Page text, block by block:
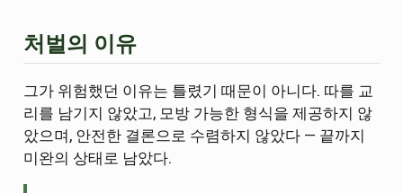
처벌의 이유
그가 위험했던 이유는 틀렸기 때문이 아니다. 따를 교
리를 남기지 않았고, 모방 가능한 형식을 제공하지 않
았으며, 안전한 결론으로 수렴하지 않았다 — 끝까지
미완의 상태로 남았다.